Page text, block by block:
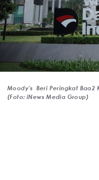
Moody’s Beri Peringkat Baa2
(Foto: iNews Media Group)